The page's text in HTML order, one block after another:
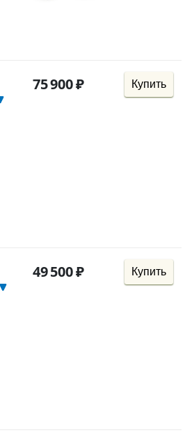
75900₽ Купить
49500₽ Купить